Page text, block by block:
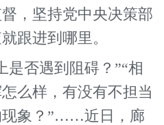
，坚持党中央决策部
跟进到哪里。
否遇到阻碍？”“相
么样，有没有不担当
现象？”……近日，廊